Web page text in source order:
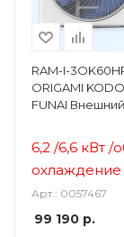
RAM-I-
ORIGAMI
FUNAI
6,2 /6,6 кВт /о
охлаждение
Арт.: 0057467
99 190 р.